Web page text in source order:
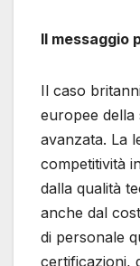
Il messaggio
Il caso
europee della
avanzata. La
competitività
dalla qualità
anche dal
di personale
certificazioni,